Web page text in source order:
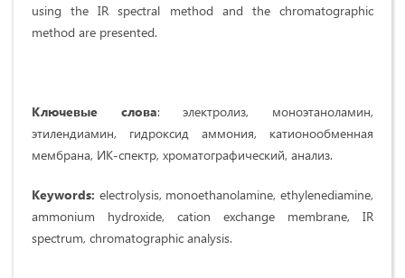
using the IR spectral method and the chromatographic
method are presented.
Ключевые слова: электролиз, моноэтаноламин,
этилендиамин, гидроксид аммония, катионообменная
мембрана, ИК-спектр, хроматографический, анализ.
Keywords: electrolysis, monoethanolamine, ethylenediamine,
ammonium hydroxide, cation exchange membrane, IR
spectrum, chromatographic analysis.